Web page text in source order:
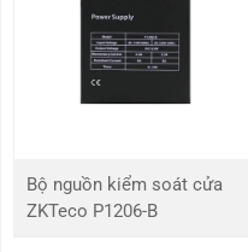
Bộ nguồn kiểm soát cửa
ZKTeco P1206-B